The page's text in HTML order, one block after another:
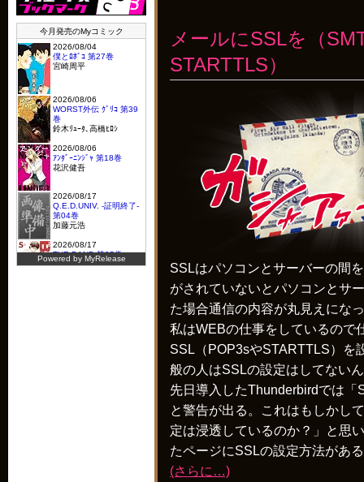
メールにSSLを（
STARTTLS）
SSLはパソコンとサーバーの間
がされていないとパソコンとサ
た場合通信の内容が丸見えにな
私はWEBの仕事をしているので
SSL（POP3sやSTARTTLS）を
般の人はSSLの設定はしてない
先日導入したThunderbirdでは
と警告が出る。これはもしかし
定は浸透しているのか？」と思
たページにSSLの設定方法があ
(さらに…)